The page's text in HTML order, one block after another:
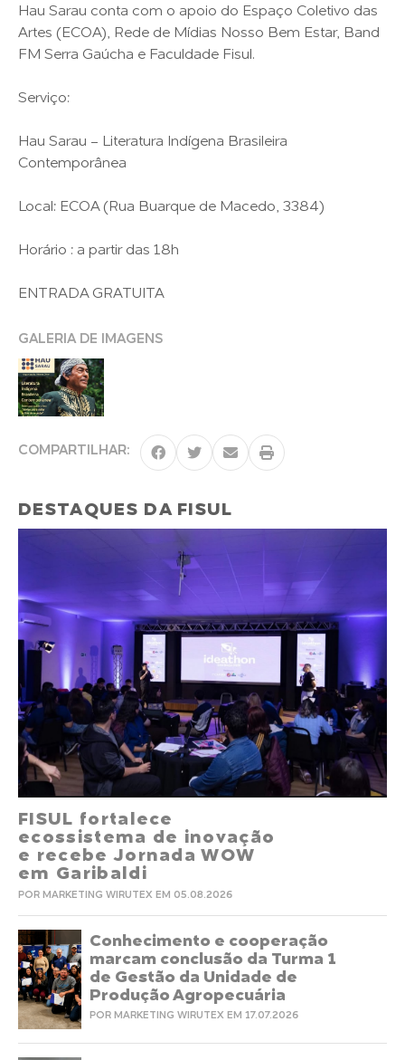
Hau Sarau conta com o apoio do Espaço Coletivo das
Artes (ECOA), Rede de Mídias Nosso Bem Estar, Band
FM Serra Gaúcha e Faculdade Fisul.
Serviço:
Hau Sarau - Literatura Indígena Brasileira
Contemporânea
Local: ECOA (Rua Buarque de Macedo, 3384)
Horário : a partir das 18h
ENTRADA GRATUITA
GALERIA DE IMAGENS
COMPARTILHAR:
DESTAQUES DA FISUL
FISUL fortalece
ecossistema de inovação
e recebe Jornada WOW
em Garibaldi
POR MARKETING WIRUTEX EM 05.08.2026
Conhecimento e cooperação
marcam conclusão da Turma 1
de Gestão da Unidade de
Produção Agropecuária
POR MARKETING WIRUTEX EM 17.07.2026